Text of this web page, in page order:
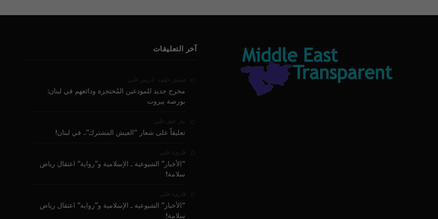
آخر التعليقات
فضيل حمّود - باريس على
مخرج جديد للمودعين المُحتجزة ودائعهم في لبنان:
بورصة بيروت
بيار عقل على
تعليقاً على شعار “العيش المشترك”.. في لبنان!
قارىء على
“الأخبار” الشيوعية ـ الإسلامية و”رواية” اعتقال رياض
سلامة!
قارىء على
“الأخبار” الشيوعية ـ الإسلامية و”رواية” اعتقال رياض
سلامة!